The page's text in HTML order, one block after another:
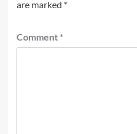
are marked *
Comment *